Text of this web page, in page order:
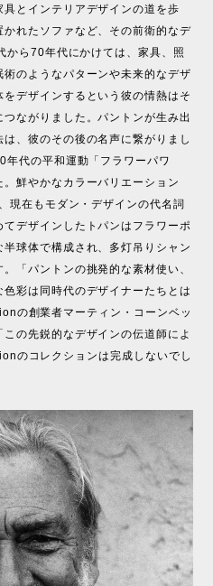
とインテリアデザインの道を歩
れたソファなど、その前衛的なデ
ら70年代にかけては、家具、照
のようなパターンや未来的なデザ
デザインするという彼の情熱はそ
ながりました。パントンが生み出
、彼のその後の名声に繋がりまし
代の平和運動「フラワーパワ
鮮やかなカラーバリエーション
現在もモダン・デザインの代名詞
デザインしたトパンはフラワーポ
球体で構成され、多灯吊りシャン
「パントンの挑発的な素材使い、
彩は同時代のデザイナーたちとは
の創業者マーティン・コーンベッ
の先鋭的なデザインの伝道師によ
のコレクションは完成しないでし